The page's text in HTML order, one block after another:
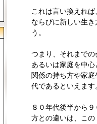
これは言い換えれ
ならびに新しい生
う。
つまり、それまで
あるいは家庭を中
関係の持ち方や家
代であるといえます
８０年代後半から
方との違いは、こ